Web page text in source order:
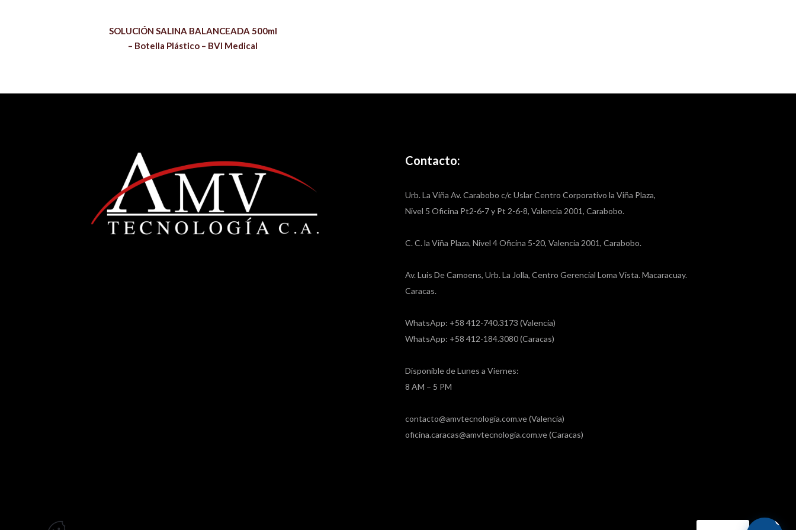
SOLUCIÓN SALINA BALANCEADA 500ml
– Botella Plástico – BVI Medical
Contacto:
Urb. La Viña Av. Carabobo c/c Uslar Centro Corporativo la Viña Plaza,
Nivel 5 Oficina Pt2-6-7 y Pt 2-6-8, Valencia 2001, Carabobo.
C. C. la Viña Plaza, Nivel 4 Oficina 5-20, Valencia 2001, Carabobo.
Av. Luis De Camoens, Urb. La Jolla, Centro Gerencial Loma Vista. Macaracuay.
Caracas.
WhatsApp: +58 412-740.3173 (Valencia)
WhatsApp: +58 412-184.3080 (Caracas)
Disponible de Lunes a Viernes:
8 AM – 5 PM
contacto@amvtecnologia.com.ve (Valencia)
oficina.caracas@amvtecnologia.com.ve (Caracas)